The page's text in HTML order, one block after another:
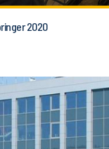
2020